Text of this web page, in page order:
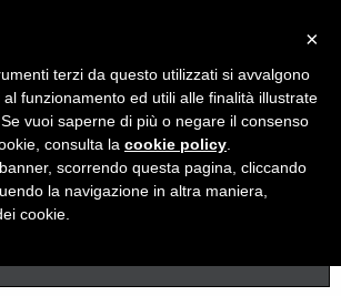
×
terzi da questo utilizzati si avvalgono
funzionamento ed utili alle finalità illustrate
vuoi saperne di più o negare il consenso
consulta la cookie policy
scorrendo questa pagina, cliccando
la navigazione in altra maniera,
cookie.